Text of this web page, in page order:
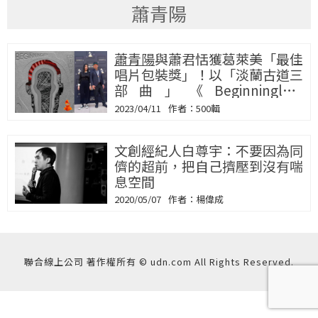
蕭青陽
蕭青陽與蕭君恬獲葛萊美「最佳
唱片包裝獎」！以「淡蘭古道三
部曲」《Beginningless
Beginning》專輯得獎
2023/04/11 500輯
文創經紀人白尊宇：不要因為同
儕的超前，把自己擠壓到沒有喘
息空間
2020/05/07 楊偉成
聯合線上公司 著作權所有 © udn.com All Rights Reserved.